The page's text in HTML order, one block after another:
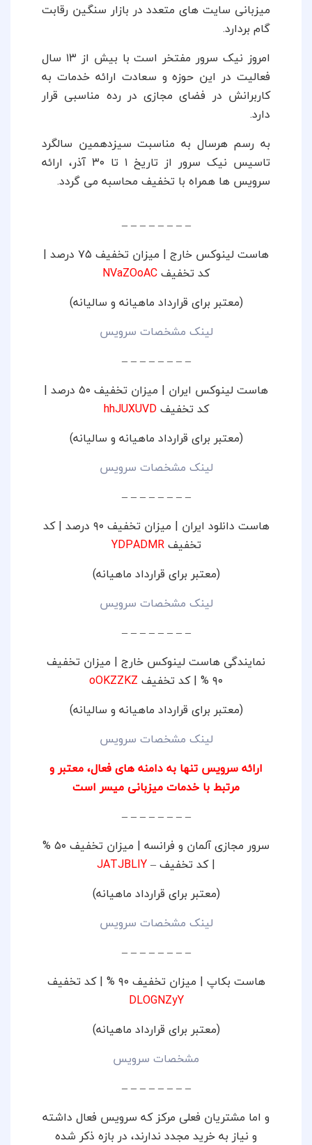
میزبانی سایت های متعدد در بازار سنگین رقابت
گام بردارد.
امروز نیک سرور مفتخر است با بیش از ۱۳ سال
فعالیت در این حوزه و سعادت ارائه خدمات به
کاربرانش در فضای مجازی در رده مناسبی قرار
دارد.
به رسم هرسال به مناسبت سیزدهمین سالگرد
تاسیس نیک سرور از تاریخ ۱ تا ۳۰ آذر، ارائه
سرویس ها همراه با تخفیف محاسبه می گردد.
– – – – – – – –
هاست لینوکس خارج | میزان تخفیف ۷۵ درصد |
کد تخفیفNVaZOoAC
(معتبر برای قرارداد ماهیانه و سالیانه)
لینک مشخصات سرویس
– – – – – – – –
هاست لینوکس ایران | میزان تخفیف ۵۰ درصد |
کد تخفیفhhJUXUVD
(معتبر برای قرارداد ماهیانه و سالیانه)
لینک مشخصات سرویس
– – – – – – – –
هاست دانلود ایران | میزان تخفیف ۹۰ درصد | کد
تخفیفYDPADMR
(معتبر برای قرارداد ماهیانه)
لینک مشخصات سرویس
– – – – – – – –
نمایندگی هاست لینوکس خارج | میزان تخفیف
۹۰ % | کد تخفیف
oOKZZKZ
(معتبر برای قرارداد ماهیانه و سالیانه)
لینک مشخصات سرویس
ارائه سرویس تنها به دامنه های فعال، معتبر و
مرتبط با خدمات میزبانی میسر است
– – – – – – – –
سرور مجازی آلمان و فرانسه | میزان تخفیف ۵۰ %
| کد تخفیف –JATJBLIY
(معتبر برای قرارداد ماهیانه)
لینک مشخصات سرویس
– – – – – – – –
هاست بکاپ | میزان تخفیف ۹۰ % | کد تخفیف
DLOGNZyY
(معتبر برای قرارداد ماهیانه)
مشخصات سرویس
– – – – – – – –
و اما مشتریان فعلی مرکز که سرویس فعال داشته
و نیاز به خرید مجدد ندارند، در بازه ذکر شده